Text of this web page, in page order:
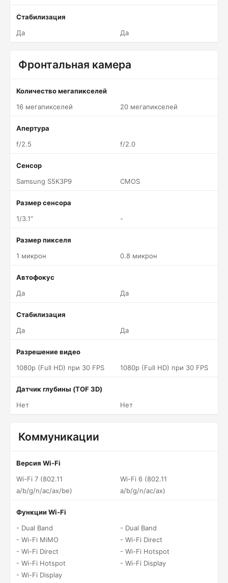
Стабилизация
Да
Да
Фронтальная камера
Количество мегапикселей
16 мегапикселей
20 мегапикселей
Апертура
f/2.5
f/2.0
Сенсор
Samsung S5K3P9
CMOS
Размер сенсора
1/3.1"
-
Размер пикселя
1 микрон
0.8 микрон
Автофокус
Да
Да
Стабилизация
Да
Да
Разрешение видео
1080p (Full HD) при 30 FPS
1080p (Full HD) при 30 FPS
Датчик глубины (TOF 3D)
Нет
Нет
Коммуникации
Версия Wi-Fi
Wi-Fi 7 (802.11
a/b/g/n/ac/ax/be)
Wi-Fi 6 (802.11
a/b/g/n/ac/ax)
Функции Wi-Fi
- Dual Band
- Wi-Fi MiMO
- Wi-Fi Direct
- Wi-Fi Hotspot
- Wi-Fi Display
- Dual Band
- Wi-Fi Direct
- Wi-Fi Hotspot
- Wi-Fi Display